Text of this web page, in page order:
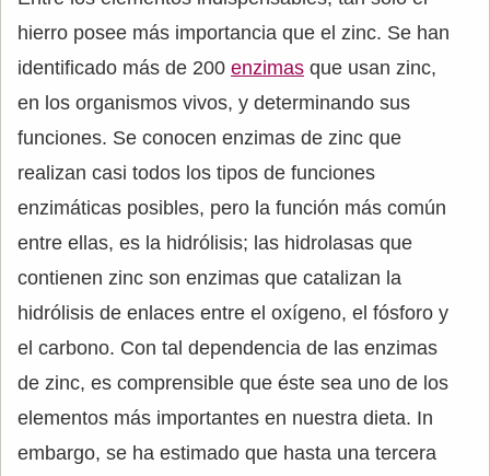
hierro posee más importancia que el zinc. Se han
identificado más de 200 enzimas que usan zinc,
en los organismos vivos, y determinando sus
funciones. Se conocen enzimas de zinc que
realizan casi todos los tipos de funciones
enzimáticas posibles, pero la función más común
entre ellas, es la hidrólisis; las hidrolasas que
contienen zinc son enzimas que catalizan la
hidrólisis de enlaces entre el oxígeno, el fósforo y
el carbono. Con tal dependencia de las enzimas
de zinc, es comprensible que éste sea uno de los
elementos más importantes en nuestra dieta. In
embargo, se ha estimado que hasta una tercera